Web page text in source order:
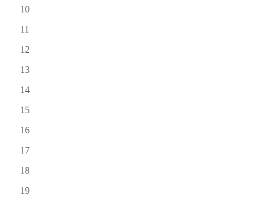
10
11
12
13
14
15
16
17
18
19